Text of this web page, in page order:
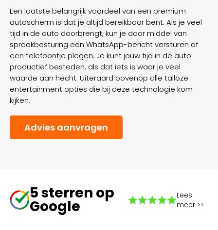
Een laatste belangrijk voordeel van een premium
autoscherm is dat je altijd bereikbaar bent. Als je veel
tijd in de auto doorbrengt, kun je door middel van
spraakbesturing een WhatsApp-bericht versturen of
een telefoontje plegen. Je kunt jouw tijd in de auto
productief besteden, als dat iets is waar je veel
waarde aan hecht. Uiteraard bovenop alle talloze
entertainment opties die bij deze technologie kom
kijken.
Advies aanvragen
5 sterren op
Google
Lees
meer >>